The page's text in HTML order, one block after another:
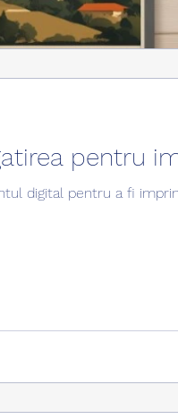
pentru
digital pentru a fi